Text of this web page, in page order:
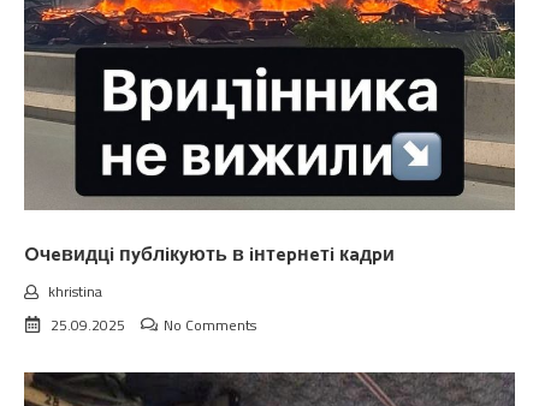
Oчeвидцi пyблiкyють в iнтepнeтi кaдpи
khristina
25.09.2025
No Comments